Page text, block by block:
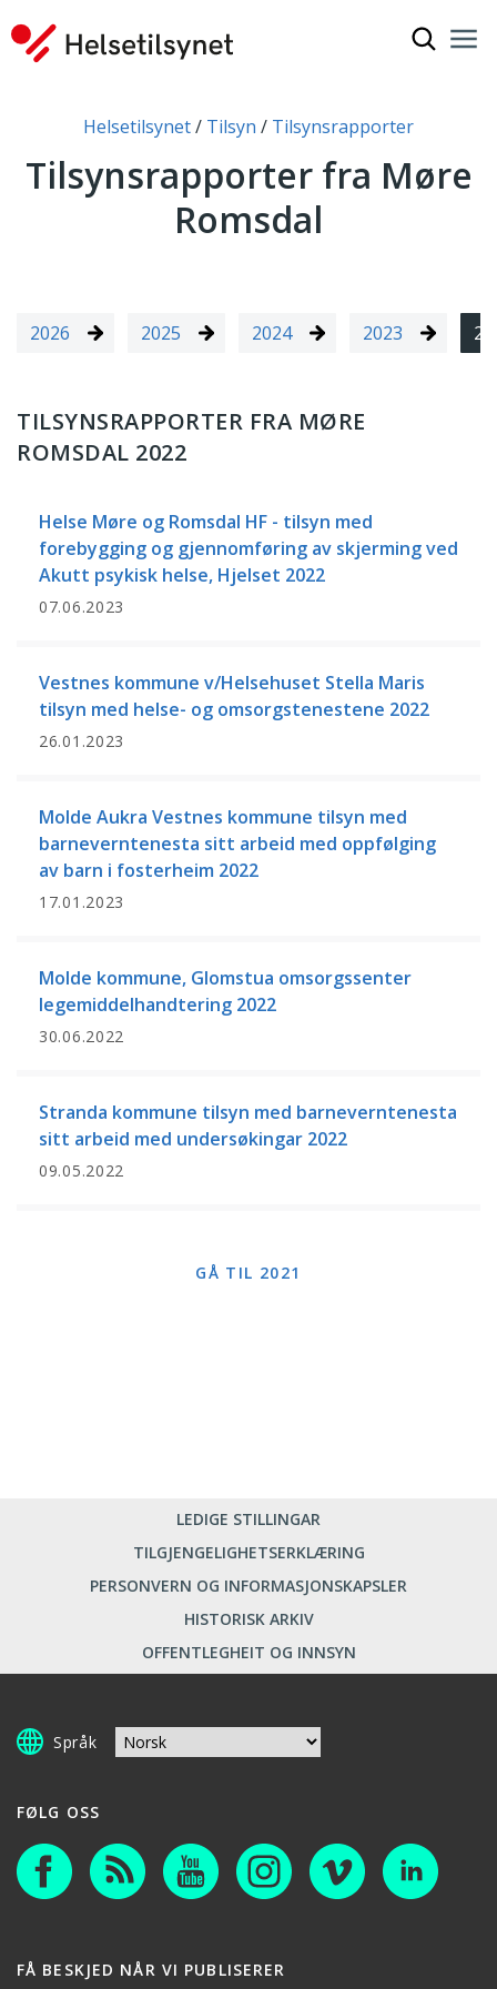
Du er her:Helsetilsynet Tilsyn Tilsynsrapporter
Tilsynsrapporter fra Møre
Romsdal
2026 2025 2024 2023
TILSYNSRAPPORTER FRA MØRE
ROMSDAL 2022
Helse Møre og Romsdal HF - tilsyn med
forebygging og gjennomføring av skjerming ved
Akutt psykisk helse, Hjelset 2022
07.06.2023
Vestnes kommune v/Helsehuset Stella Maris
tilsyn med helse- og omsorgstenestene 2022
26.01.2023
Molde Aukra Vestnes kommune tilsyn med
barneverntenesta sitt arbeid med oppfølging
av barn i fosterheim 2022
17.01.2023
Molde kommune, Glomstua omsorgssenter
legemiddelhandtering 2022
30.06.2022
Stranda kommune tilsyn med barneverntenesta
sitt arbeid med undersøkingar 2022
09.05.2022
GÅ TIL 2021
LEDIGE STILLINGAR
TILGJENGELIGHETSERKLÆRING
PERSONVERN OG INFORMASJONSKAPSLER
HISTORISK ARKIV
OFFENTLEGHEIT OG INNSYN
Språk
FØLG OSS
FÅ BESKJED NÅR VI PUBLISERER